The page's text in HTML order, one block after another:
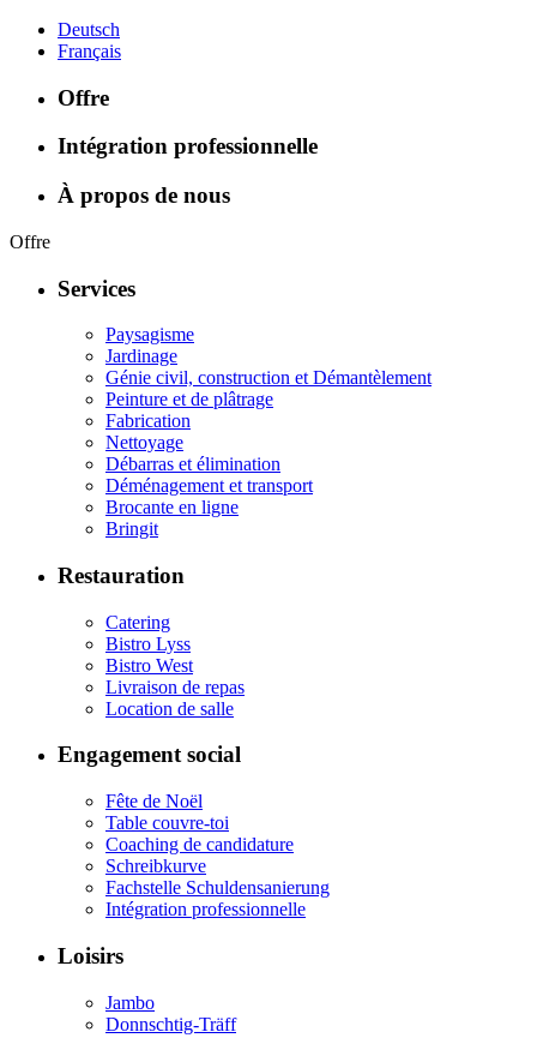
Deutsch
Français
Offre
Intégration professionnelle
À propos de nous
Offre
Services
Paysagisme
Jardinage
Génie civil, construction et Démantèlement
Peinture et de plâtrage
Fabrication
Nettoyage
Débarras et élimination
Déménagement et transport
Brocante en ligne
Bringit
Restauration
Catering
Bistro Lyss
Bistro West
Livraison de repas
Location de salle
Engagement social
Fête de Noël
Table couvre-toi
Coaching de candidature
Schreibkurve
Fachstelle Schuldensanierung
Intégration professionnelle
Loisirs
Jambo
Donnschtig-Träff